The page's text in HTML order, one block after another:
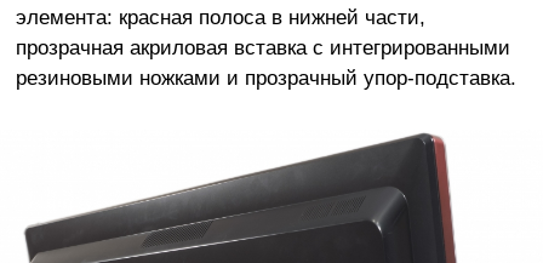
элемента: красная полоса в нижней части,
прозрачная акриловая вставка с интегрированными
резиновыми ножками и прозрачный упор-подставка.